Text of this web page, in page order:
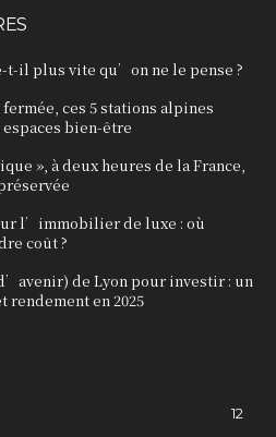
il plus vite qu’on ne le pense ?
ces 5 stations alpines
bien-être
», à deux heures de la France,
l’immobilier de luxe : où
coût ?
de Lyon pour investir : un
en 2025
12